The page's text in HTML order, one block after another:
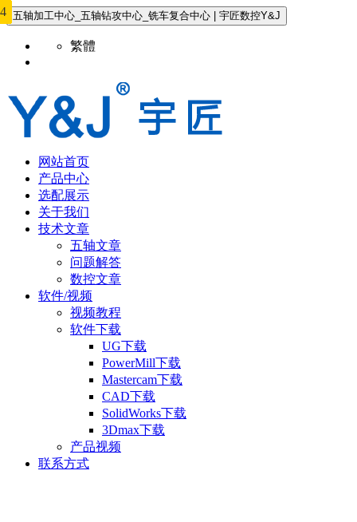
五轴加工中心_五轴钻攻中心_铣车复合中心 | 宇匠数控Y&J
繁體
网站首页
产品中心
选配展示
关于我们
技术文章
五轴文章
问题解答
数控文章
软件/视频
视频教程
软件下载
UG下载
PowerMill下载
Mastercam下载
CAD下载
SolidWorks下载
3Dmax下载
产品视频
联系方式